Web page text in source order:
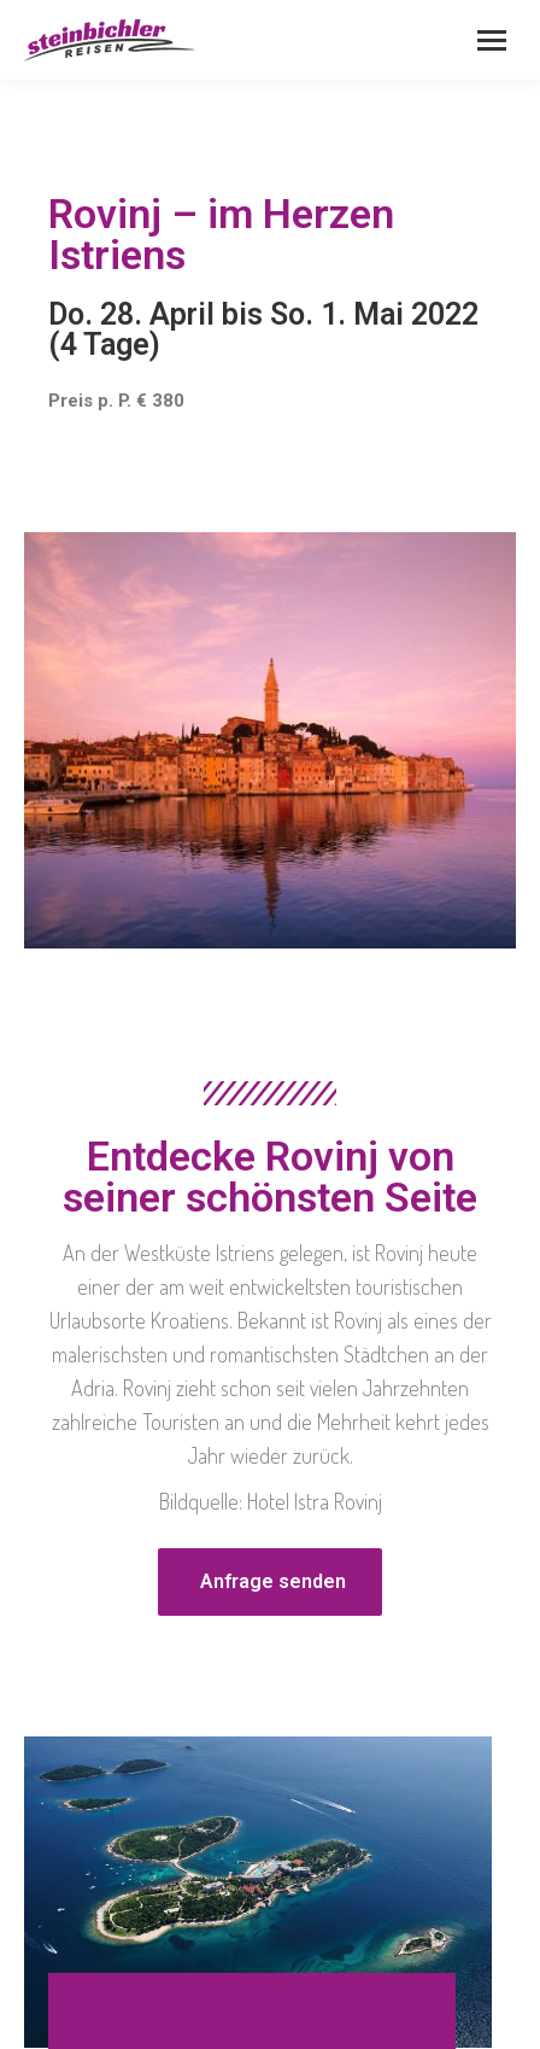
Rovinj – im Herzen
Istriens
Do. 28. April bis So. 1. Mai 2022
(4 Tage)
Preis p. P. € 380
Entdecke Rovinj von
seiner schönsten Seite
An der Westküste Istriens gelegen, ist Rovinj heute
einer der am weit entwickeltsten touristischen
Urlaubsorte Kroatiens. Bekannt ist Rovinj als eines der
malerischsten und romantischsten Städtchen an der
Adria. Rovinj zieht schon seit vielen Jahrzehnten
zahlreiche Touristen an und die Mehrheit kehrt jedes
Jahr wieder zurück.
Bildquelle: Hotel Istra Rovinj
Anfrage senden